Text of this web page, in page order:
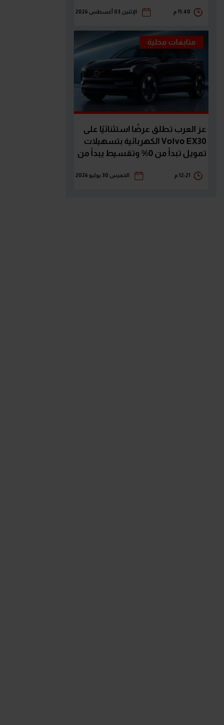
11:40 م الإثنين 03 أغسطس 2026
متابعات محلية
عز العرب تطلق عرضًا استثنائيًا على
Volvo EX30 الكهربائية بتسهيلات
تمويل تبدأ من 0% وتقسيط يبدأ من
12:21 م الخميس 30 يوليو 2026